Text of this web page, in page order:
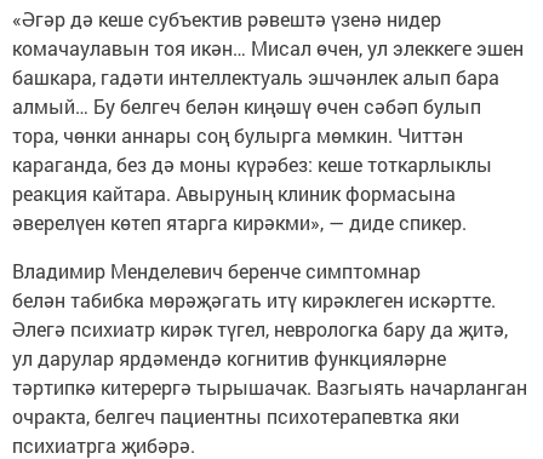
«Әгәр дә кеше субъектив рәвештә үзенә нидер
комачаулавын тоя икән… Мисал өчен, ул элеккеге эшен
башкара, гадәти интеллектуаль эшчәнлек алып бара
алмый… Бу белгеч белән киңәшү өчен сәбәп булып
тора, чөнки аннары соң булырга мөмкин. Читтән
караганда, без дә моны күрәбез: кеше тоткарлыклы
реакция кайтара. Авыруның клиник формасына
әверелүен көтеп ятарга кирәкми», — диде спикер.
Владимир Менделевич беренче симптомнар
белән табибка мөрәҗәгать итү кирәклеген искәртте.
Әлегә психиатр кирәк түгел, неврологка бару да җитә,
ул дарулар ярдәмендә когнитив функцияләрне
тәртипкә китерергә тырышачак. Вазгыять начарланган
очракта, белгеч пациентны психотерапевтка яки
психиатрга җибәрә.